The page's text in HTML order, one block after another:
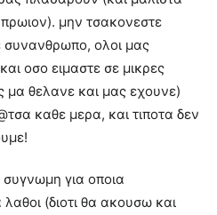
μην τσακονεστε
ολοι μας
οσο ειμαστε σε μικρες
μα θελανε και μας εχουνε)
καθε μερα, και τιποτα δεν
για οποια
(διοτι θα ακουσω και